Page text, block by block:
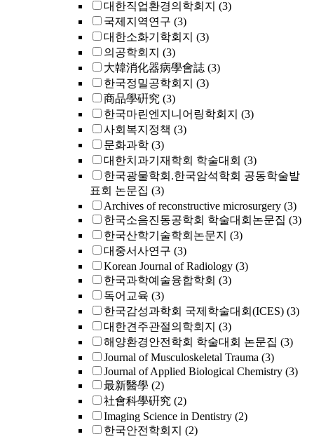
대한직업환경의학회지 (3)
국제지역연구 (3)
대한소화기학회지 (3)
의공학회지 (3)
大韓消化器病學會誌 (3)
한국정밀공학회지 (3)
商品學硏究 (3)
한국마린엔지니어링학회지 (3)
사회복지정책 (3)
문화과학 (3)
대한치과기재학회 학술대회 (3)
한국광물학회.한국암석학회 공동학술발
표회 논문집 (3)
Archives of reconstructive microsurgery (3)
한국소음진동공학회 학술대회논문집 (3)
한국산학기술학회논문지 (3)
대중서사연구 (3)
Korean Journal of Radiology (3)
한국과학예술융합학회 (3)
독어교육 (3)
한국감성과학회 국제학술대회(ICES) (3)
대한견주관절의학회지 (3)
해양환경안전학회 학술대회 논문집 (3)
Journal of Musculoskeletal Trauma (3)
Journal of Applied Biological Chemistry (3)
最新醫學 (2)
社會科學硏究 (2)
Imaging Science in Dentistry (2)
한국안전학회지 (2)